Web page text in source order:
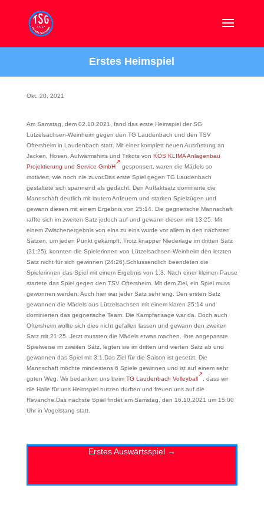
Erstes Heimspiel
Okt. 20, 2021
Am Samstag, dem 02.10.2021, fand das erste Heimspiel der SG
Lützelsachsen-Weinheim gegen den TG Laudenbach und den TSV
Oftersheim in Laudenbach statt. Mit einer komplett neuen Ausrüstung an
Jacken, Hosen, Aufwärmshirts und Trikots von KOS KLIMA Anlagenbau
Projektierung und Service GmbH
gesponsert, waren die Mädels so
motiviert, wie noch nie zuvor.Das erste Spiel gegen TG Laudenbach
gestaltete sich spannend als gedacht. Den Auftaktsatz dominierte die
Mannschaft deutlich mit lautem Anfeuern und starken Spielzügen und
gewann diesen mit einem Ergebnis von 25:14. Die gegnerische Mannschaft
raffte sich im zweiten Satz jedoch auf und gewann diesen mit 13:25. Mit
einem Zwischenergebnis von eins zu eins wurde vor allem in den nächsten
Sätzen, um jeden Punkt gekämpft. Trotz knapper Niederlage im dritten Satz
(21:25), konnten die Spielerinnen von Lützelsachsen-Weinheim den letzten
Satz nicht für sich gewinnen (24:26).Schlussendlich beendeten die
Spielerinnen das Spiel mit einem Ergebnis von 1:3. Nach einer kleinen Pause
startete das Spiel gegen den TSV Oftersheim. Mit dem Ziel, ein Spiel muss
gewonnen werden. Auch hier war jeder Satz sehr eng. Den ersten Satz
gewannen die Mädels aus Lützelsachsen mit einem klaren 25:14 und
dominierten das gegnerische Team. Die Kampfansage war da. Doch auch
Oftersheim wollte sich dies nicht gefallen lassen und gewann den zweiten
Satz mit 21:25. Jetzt mussten die Mädels etwas machen. Ihre angepasste
Spielweise im zweiten Satz, legten sie im dritten und vierten Satz ab und
gewannen das Spiel mit 3:1.Das Ziel für die Saison ist gesetzt. Die
Mannschaft möchte mindestens 6 Spiele gewinnen und ist auf einem sehr
guten Weg. Wir bedanken uns beim TG Laudenbach Volleyball
, dass wir
die Halle für uns Heimspiel nutzen durften und freuen uns auf die
Revanche.Das nächste Spiel findet am Samstag, den 16.10.2021 um 15:00
Uhr in Vogelstang statt.
Erstes Auswärtsspiel→